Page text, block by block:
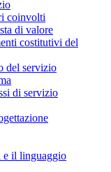
coinvolti
di valore
costitutivi del
del servizio
di servizio
e il linguaggio